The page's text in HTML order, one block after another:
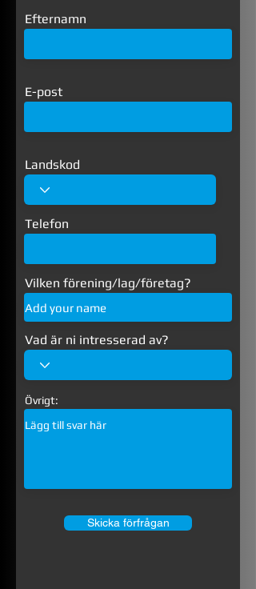
Efternamn
E-post
Landskod
Telefon
Vilken förening/lag/företag?
Vad är ni intresserad av?
Övrigt:
Skicka förfrågan